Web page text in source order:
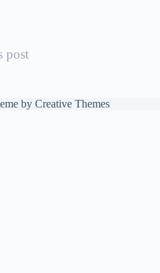
post
by Creative Themes